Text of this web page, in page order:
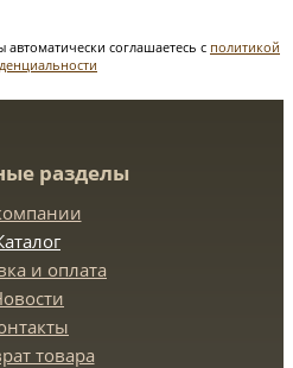
соглашаетесь с политикой
разделы
и оплата
товара